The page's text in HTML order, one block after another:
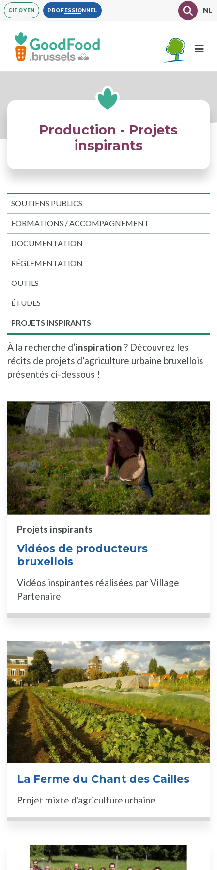
Aller
au
contenu
principal
CITOYEN PROFESSIONNEL TexteNL
Production - Projets
inspirants
À la recherche d’inspiration ? Découvrez les
récits de projets d’agriculture urbaine bruxellois
présentés ci-dessous !
Vidéos de producteurs
bruxellois
Projets inspirants
Vidéos inspirantes réalisées par Village
Partenaire
La Ferme du Chant des Cailles
Projet mixte d'agriculture urbaine
SOUTIENS PUBLICS
FORMATIONS / ACCOMPAGNEMENT
DOCUMENTATION
RÉGLEMENTATION
OUTILS
ÉTUDES
PROJETS INSPIRANTS